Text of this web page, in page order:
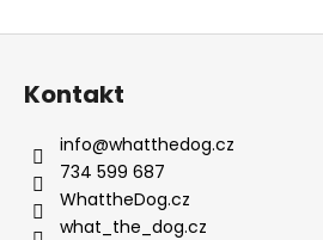
Z
Kontakt
info@whatthedog.cz
734 599 687
WhattheDog.cz
what_the_dog.cz